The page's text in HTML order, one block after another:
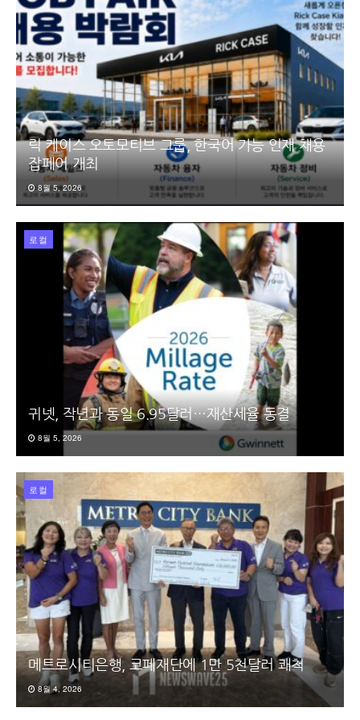
릭 케이스 오토모티브 그룹, 한국어 가능 인재 채용
잡페어 개최
8월 5, 2026
로컬
귀넷, 작년과 동일 6.95달러…재산세율 동결
8월 5, 2026
로컬
메트로시티은행, 코페재단에 1만 5천달러 쾌척
8월 4, 2026